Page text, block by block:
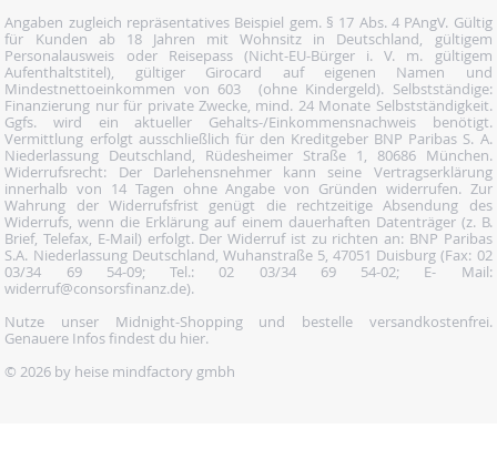
Angaben zugleich repräsentatives Beispiel gem. § 17 Abs. 4 PAngV. Gültig
für Kunden ab 18 Jahren mit Wohnsitz in Deutschland, gültigem
Personalausweis oder Reisepass (Nicht-EU-Bürger i. V. m. gültigem
Aufenthaltstitel), gültiger Girocard auf eigenen Namen und
Mindestnettoeinkommen von 603  (ohne Kindergeld). Selbstständige:
Finanzierung nur für private Zwecke, mind. 24 Monate Selbstständigkeit.
Ggfs. wird ein aktueller Gehalts-/Einkommensnachweis benötigt.
Vermittlung erfolgt ausschließlich für den Kreditgeber BNP Paribas S. A.
Niederlassung Deutschland, Rüdesheimer Straße 1, 80686 München.
Widerrufsrecht: Der Darlehensnehmer kann seine Vertragserklärung
innerhalb von 14 Tagen ohne Angabe von Gründen widerrufen. Zur
Wahrung der Widerrufsfrist genügt die rechtzeitige Absendung des
Widerrufs, wenn die Erklärung auf einem dauerhaften Datenträger (z. B.
Brief, Telefax, E-Mail) erfolgt. Der Widerruf ist zu richten an: BNP Paribas
S.A. Niederlassung Deutschland, Wuhanstraße 5, 47051 Duisburg (Fax: 02
03/34 69 54-09; Tel.: 02 03/34 69 54-02; E- Mail:
widerruf@consorsfinanz.de).
Nutze unser Midnight-Shopping und bestelle versandkostenfrei.
Genauere Infos findest du hier.
© 2026 by heise mindfactory gmbh